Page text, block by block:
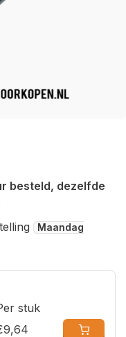
besteld, dezelfde
Maandag
stuk